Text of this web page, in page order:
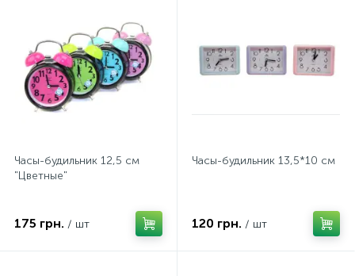
Часы-будильник 12,5 см
"Цветные"
175 грн. / шт
Часы-будильник 13,5*10 см
120 грн. / шт